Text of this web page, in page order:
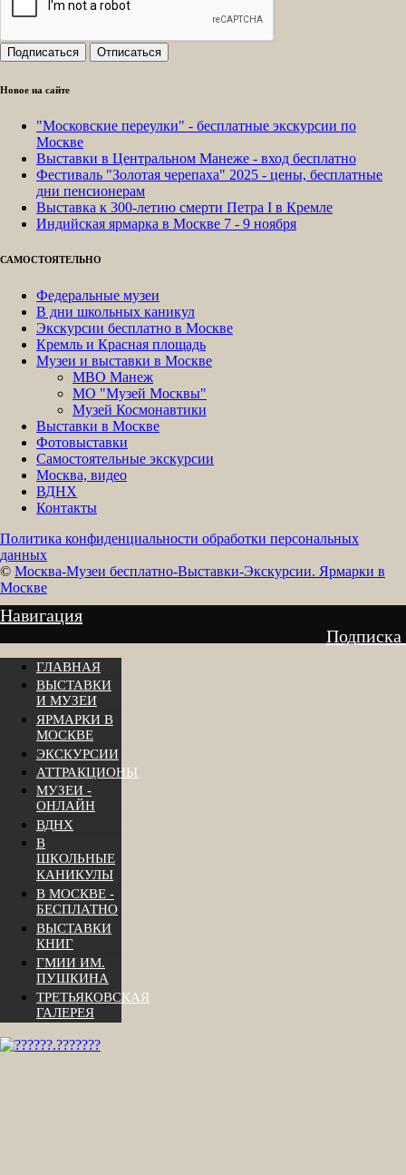
Новое на сайте
"Московские переулки" - бесплатные экскурсии по
Москве
Выставки в Центральном Манеже - вход бесплатно
Фестиваль "Золотая черепаха" 2025 - цены, бесплатные
дни пенсионерам
Выставка к 300-летию смерти Петра I в Кремле
Индийская ярмарка в Москве 7 - 9 ноября
САМОСТОЯТЕЛЬНО
Федеральные музеи
В дни школьных каникул
Экскурсии бесплатно в Москве
Кремль и Красная площадь
Музеи и выставки в Москве
МВО Манеж
МО "Музей Москвы"
Музей Космонавтики
Выставки в Москве
Фотовыставки
Самостоятельные экскурсии
Москва, видео
ВДНХ
Контакты
Политика конфиденциальности обработки персональных
данных
© Москва-Музеи бесплатно-Выставки-Экскурсии. Ярмарки в
Москве
Навигация
Подписка
ГЛАВНАЯ
ВЫСТАВКИ
И МУЗЕИ
ЯРМАРКИ В
МОСКВЕ
ЭКСКУРСИИ
АТТРАКЦИОНЫ
МУЗЕИ -
ОНЛАЙН
ВДНХ
В
ШКОЛЬНЫЕ
КАНИКУЛЫ
В МОСКВЕ -
БЕСПЛАТНО
ВЫСТАВКИ
КНИГ
ГМИИ ИМ.
ПУШКИНА
ТРЕТЬЯКОВСКАЯ
ГАЛЕРЕЯ